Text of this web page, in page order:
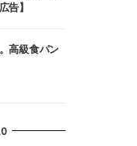
告】
高級食パン